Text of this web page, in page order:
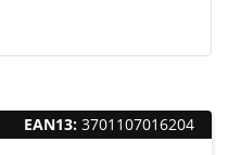
EAN13: 3701107016204